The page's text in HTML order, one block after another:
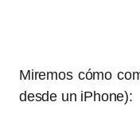
Miremos cómo
desde un iPhone):